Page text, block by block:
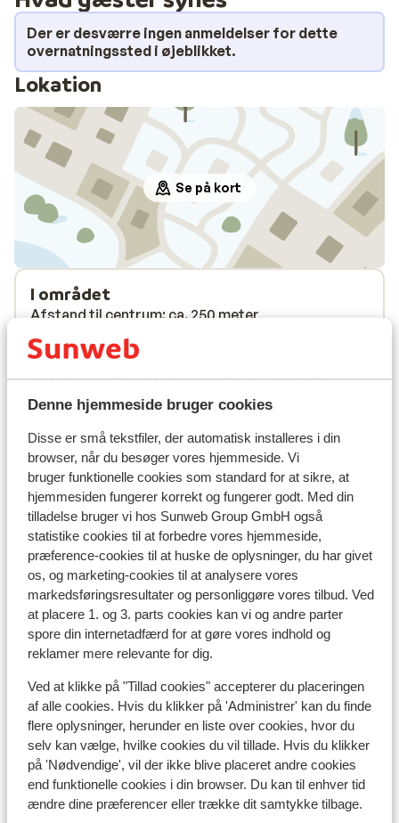
Denne hjemmeside bruger cookies
Disse er små tekstfiler, der automatisk installeres i din
browser, når du besøger vores hjemmeside. Vi
bruger funktionelle cookies som standard for at sikre, at
hjemmesiden fungerer korrekt og fungerer godt. Med din
tilladelse bruger vi hos Sunweb Group GmbH også
statistike cookies til at forbedre vores hjemmeside,
præference-cookies til at huske de oplysninger, du har givet
os, og marketing-cookies til at analysere vores
markedsføringsresultater og personliggøre vores tilbud. Ved
at placere 1. og 3. parts cookies kan vi og andre parter
spore din internetadfærd for at gøre vores indhold og
reklamer mere relevante for dig.
Ved at klikke på "Tillad cookies" accepterer du placeringen
af alle cookies. Hvis du klikker på 'Administrer' kan du finde
flere oplysninger, herunder en liste over cookies, hvor du
selv kan vælge, hvilke cookies du vil tillade. Hvis du klikker
på 'Nødvendige', vil der ikke blive placeret andre cookies
end funktionelle cookies i din browser. Du kan til enhver tid
ændre dine præferencer eller trække dit samtykke tilbage.
Der er desværre ingen anmeldelser for dette
overnatningssted i øjeblikket.
Lokation
Se på kort
I området
Afstand til centrum: ca. 250 meter
Afstand til skipiste ca. 250 meter
Afstand til skilift ca. 250 meter
Afstand til nærmeste butikker ca. 250 meter
Liftkort/skileje/undervisning
Liftkort
Undervisning
Skileje
Andre overnatningssteder i Tignes -
Val d'Isère
Hotel Voulezvous
Chalet Skadi - ekstra lejligheder
Residence Le Taos